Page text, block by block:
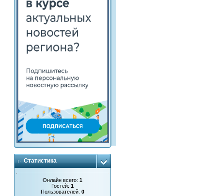
Статистика
Онлайн всего:1
Гостей:1
Пользователей:0